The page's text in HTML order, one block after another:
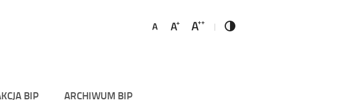
BIP ARCHIWUM BIP